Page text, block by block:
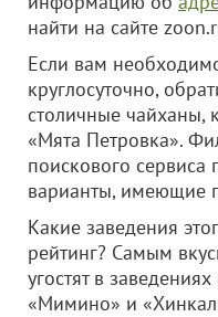
найти на сайте
Если вам
круглосуточно,
столичные чайханы,
«Мята Петровка».
поискового сервиса
варианты, имеющие
Какие заведения
рейтинг? Самым
угостят в
«Мимино» и